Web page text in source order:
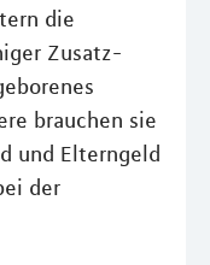
die
Zusatz-
brauchen sie
und Elterngeld
der